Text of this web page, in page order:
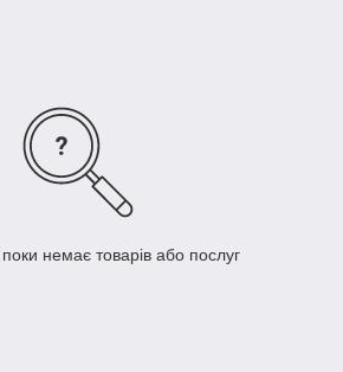
немає товарів або послуг